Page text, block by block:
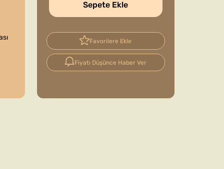
Sepete Ekle
Favorilere Ekle
Fiyatı Düşünce Haber Ver